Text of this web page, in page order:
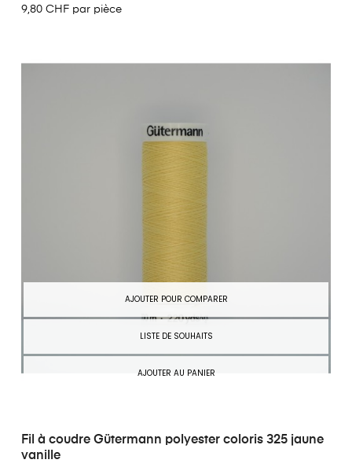
9,80 CHF par pièce
AJOUTER POUR COMPARER
LISTE DE SOUHAITS
AJOUTER AU PANIER
Fil à coudre Gütermann polyester coloris 325 jaune
vanille